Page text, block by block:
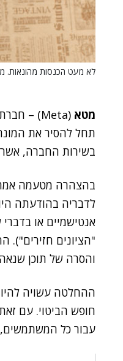
לא מעט הכנסות מהונאות.
מטא (Meta) – חברת האם של
תחל להסיר את
בשירות החברה, אשר
בהצהרה מטעמה
לדבריה בהודעתה
אנטישמיים או
"הציונים חזירים").
והסרה של תוכן
ההחלטה עשויה
חופש הביטוי. עם
עבור כל